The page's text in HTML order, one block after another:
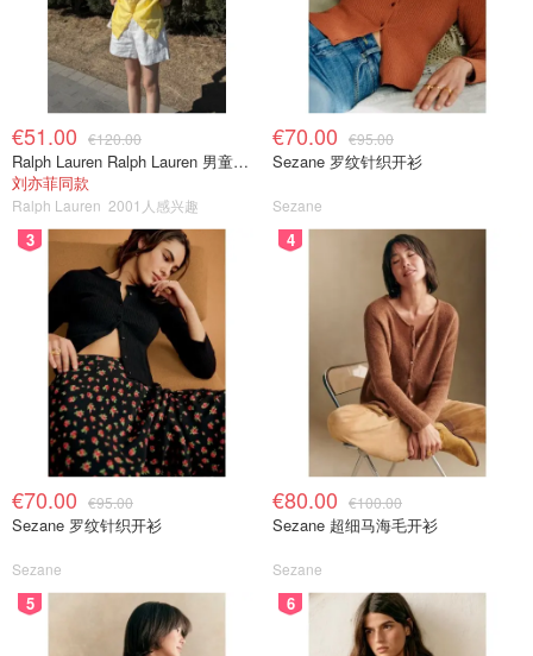
€51.00 €120.00
Ralph Lauren Ralph Lauren 男童亚麻衬衫
刘亦菲同款
Ralph Lauren 2001人感兴趣
€70.00 €95.00
Sezane 罗纹针织开衫
Sezane
3
€70.00 €95.00
Sezane 罗纹针织开衫
Sezane
4
€80.00 €100.00
Sezane 超细马海毛开衫
Sezane
5 6